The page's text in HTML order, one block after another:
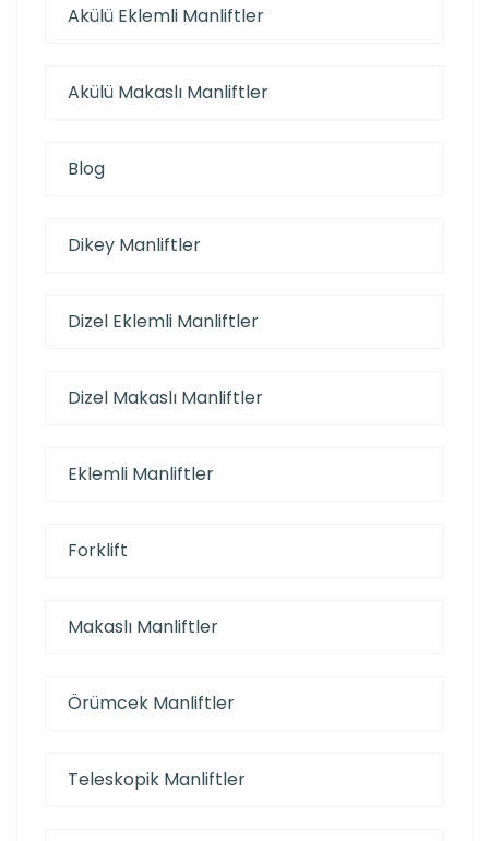
Akülü Eklemli Manliftler
Akülü Makaslı Manliftler
Blog
Dikey Manliftler
Dizel Eklemli Manliftler
Dizel Makaslı Manliftler
Eklemli Manliftler
Forklift
Makaslı Manliftler
Örümcek Manliftler
Teleskopik Manliftler